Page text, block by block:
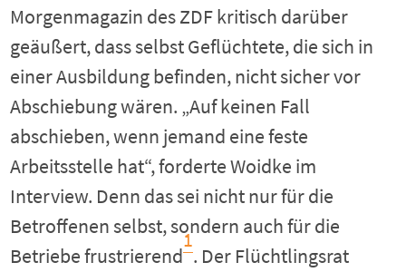
Morgenmagazin des ZDF kritisch darüber
geäußert, dass selbst Geflüchtete, die sich in
einer Ausbildung befinden, nicht sicher vor
Abschiebung wären. „Auf keinen Fall
abschieben, wenn jemand eine feste
Arbeitsstelle hat“, forderte Woidke im
Interview. Denn das sei nicht nur für die
Betroffenen selbst, sondern auch für die
Betriebe frustrierend
1
. Der Flüchtlingsrat